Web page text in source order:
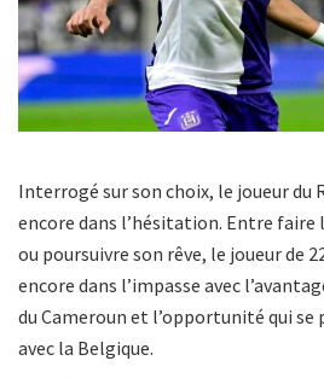
Interrogé sur son choix, le joueur du
encore dans l’hésitation. Entre faire
ou poursuivre son rêve, le joueur de
encore dans l’impasse avec
du Cameroun et l’opportunité qui
avec la Belgique.